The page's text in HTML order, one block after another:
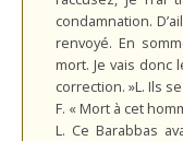
condamnation.
renvoyé. En
mort. Je vais
correction. »L. Ils
F. « Mort à cet
L. Ce Barabbas